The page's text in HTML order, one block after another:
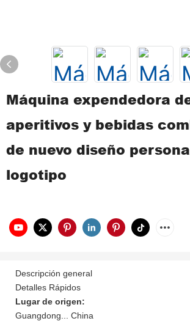
Máquina expendedora
aperitivos y bebidas
de nuevo diseño
logotipo
Descripción general
Detalles Rápidos
Lugar de origen:
Guangdong... China